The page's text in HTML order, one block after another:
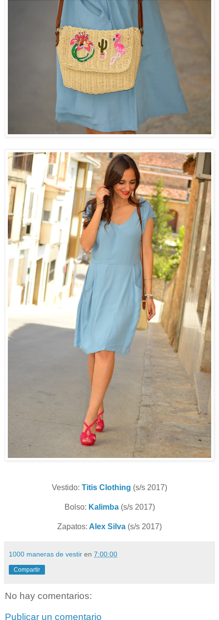
Vestido: Titis Clothing (s/s 2017)
Bolso: Kalimba(s/s 2017)
Zapatos: Alex Silva (s/s 2017)
1000 maneras de vestir en 7:00:00
Compartir
No hay comentarios:
Publicar un comentario